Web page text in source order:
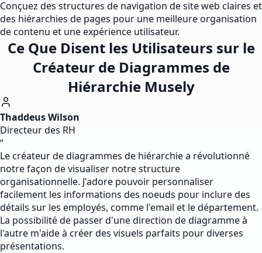
Conçuez des structures de navigation de site web claires et
des hiérarchies de pages pour une meilleure organisation
de contenu et une expérience utilisateur.
Ce Que Disent les Utilisateurs sur le
Créateur de Diagrammes de
Hiérarchie Musely
Thaddeus Wilson
Directeur des RH
“
Le créateur de diagrammes de hiérarchie a révolutionné
notre façon de visualiser notre structure
organisationnelle. J'adore pouvoir personnaliser
facilement les informations des noeuds pour inclure des
détails sur les employés, comme l'email et le département.
La possibilité de passer d'une direction de diagramme à
l'autre m'aide à créer des visuels parfaits pour diverses
présentations.